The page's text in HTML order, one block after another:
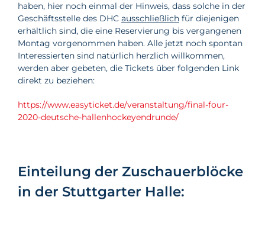
haben, hier noch einmal der Hinweis, dass solche in der
Geschäftsstelle des DHC ausschließlich für diejenigen
erhältlich sind, die eine Reservierung bis vergangenen
Montag vorgenommen haben. Alle jetzt noch spontan
Interessierten sind natürlich herzlich willkommen,
werden aber gebeten, die Tickets über folgenden Link
direkt zu beziehen:
https://www.easyticket.de/veranstaltung/final-four-
2020-deutsche-hallenhockeyendrunde/
Einteilung der Zuschauerblöcke
in der Stuttgarter Halle: